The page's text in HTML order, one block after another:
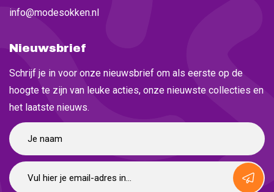
info@modesokken.nl
Nieuwsbrief
Schrijf je in voor onze nieuwsbrief om als eerste op de
hoogte te zijn van leuke acties, onze nieuwste collecties en
het laatste nieuws.